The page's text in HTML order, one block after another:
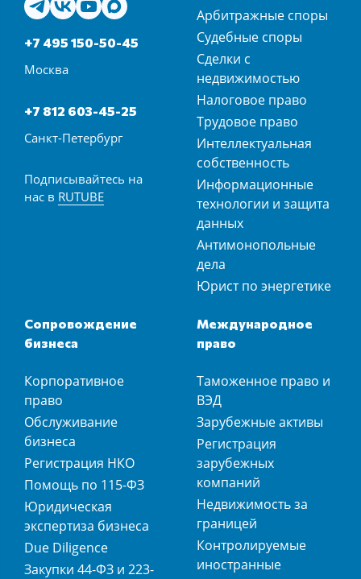
+7 495 150-50-45
Москва
+7 812 603-45-25
Санкт-Петербург
Подписывайтесь на
нас в RUTUBE
Арбитражные споры
Судебные споры
Сделки с
недвижимостью
Налоговое право
Трудовое право
Интеллектуальная
собственность
Информационные
технологии и защита
данных
Антимонопольные
дела
Юрист по энергетике
Сопровождение
бизнеса
Корпоративное
право
Обслуживание
бизнеса
Регистрация НКО
Помощь по 115-ФЗ
Юридическая
экспертиза бизнеса
Due Diligence
Закупки 44-ФЗ и 223-
Международное
право
Таможенное право и
ВЭД
Зарубежные активы
Регистрация
зарубежных
компаний
Недвижимость за
границей
Контролируемые
иностранные